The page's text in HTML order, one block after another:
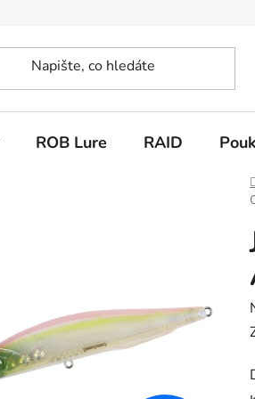
ROB Lure RAID